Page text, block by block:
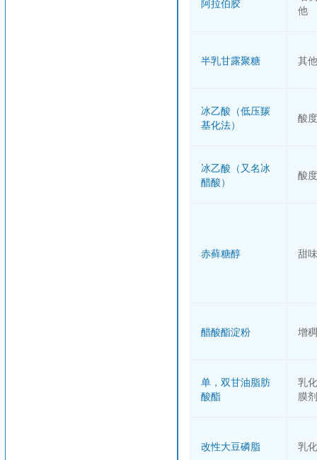
阿拉伯胶
他
半乳甘露聚糖 其他
冰乙酸（低压羰
基化法）
酸
冰乙酸（又名冰
醋酸）
酸
赤藓糖醇 甜
醋酸酯淀粉 增
单，双甘油脂肪
酸酯
乳
膜剂
改性大豆磷脂 乳